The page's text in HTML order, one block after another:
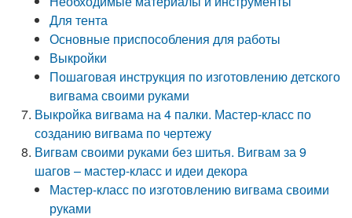
Для тента
Основные приспособления для работы
Выкройки
Пошаговая инструкция по изготовлению детского
вигвама своими руками
Выкройка вигвама на 4 палки. Мастер-класс по
созданию вигвама по чертежу
Вигвам своими руками без шитья. Вигвам за 9
шагов – мастер-класс и идеи декора
Мастер-класс по изготовлению вигвама своими
руками